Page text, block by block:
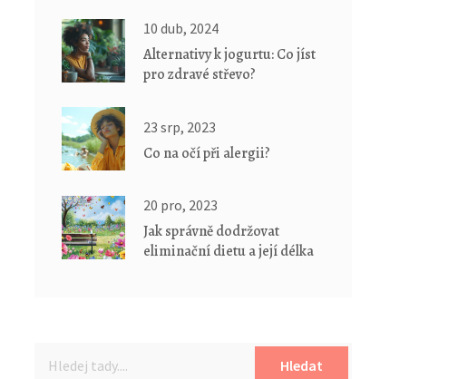
10 dub, 2024
Alternativy k jogurtu: Co jíst
pro zdravé střevo?
23 srp, 2023
Co na očí při alergii?
20 pro, 2023
Jak správně dodržovat
eliminační dietu a její délka
Hledat